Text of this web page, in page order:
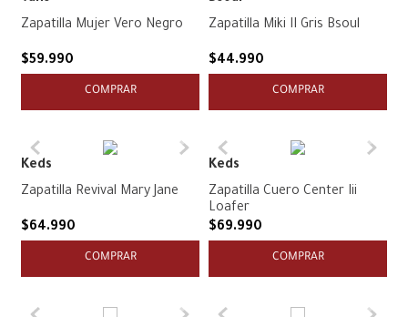
Zapatilla Mujer Vero Negro
$59.990
COMPRAR
Zapatilla Miki II Gris Bsoul
$44.990
COMPRAR
Keds
Zapatilla Revival Mary Jane
$64.990
COMPRAR
Keds
Zapatilla Cuero Center Iii
Loafer
$69.990
COMPRAR